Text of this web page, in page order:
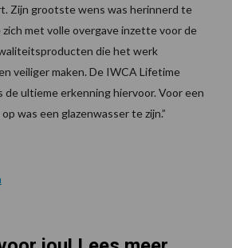
Zijn grootste wens was herinnerd te
zich met volle overgave inzette voor de
die het werk
veiliger maken. De IWCA Lifetime
ultieme erkenning hiervoor. Voor een
was een glazenwasser te zijn.”